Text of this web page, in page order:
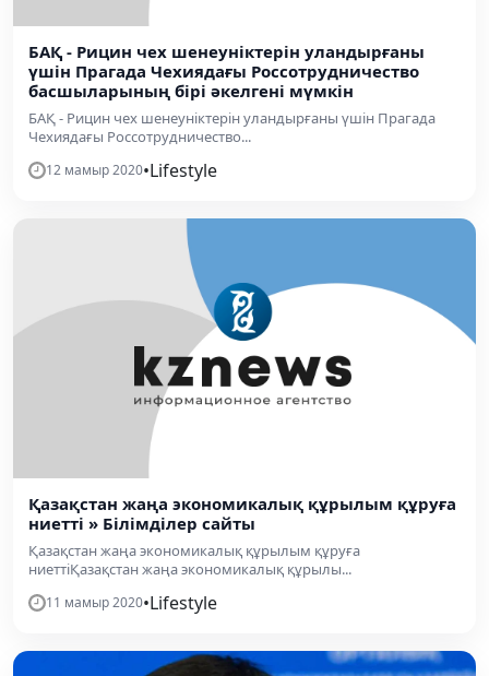
БАҚ - Рицин чех шенеуніктерін уландырғаны
үшін Прагада Чехиядағы Россотрудничество
басшыларының бірі әкелгені мүмкін
БАҚ - Рицин чех шенеуніктерін уландырғаны үшін Прагада
Чехиядағы Россотрудничество...
12 мамыр 2020•Lifestyle
Қазақстан жаңа экономикалық құрылым құруға
ниетті » Білімділер сайты
Қазақстан жаңа экономикалық құрылым құруға
ниеттіҚазақстан жаңа экономикалық құрылы...
11 мамыр 2020•Lifestyle